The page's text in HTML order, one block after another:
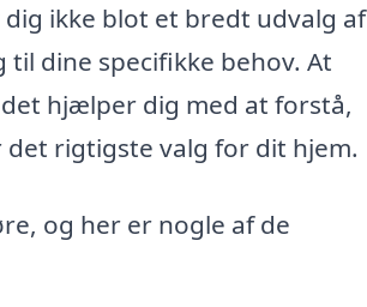
ikke blot et bredt udvalg af
dine specifikke behov. At
hjælper dig med at forstå,
rigtigste valg for dit hjem.
og her er nogle af de